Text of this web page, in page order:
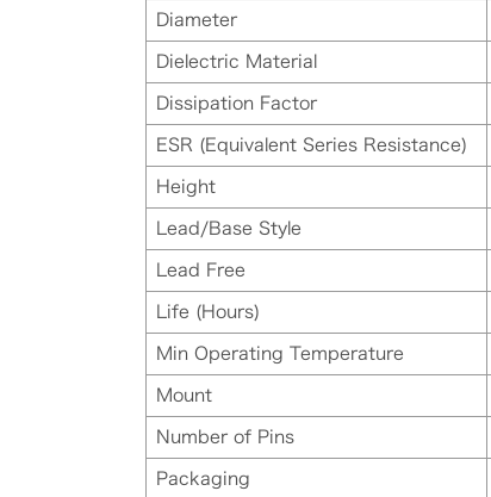
Diameter
Dielectric Material
Dissipation Factor
ESR (Equivalent Series Resistance)
Height
Lead/Base Style
Lead Free
Life (Hours)
Min Operating Temperature
Mount
Number of Pins
Packaging